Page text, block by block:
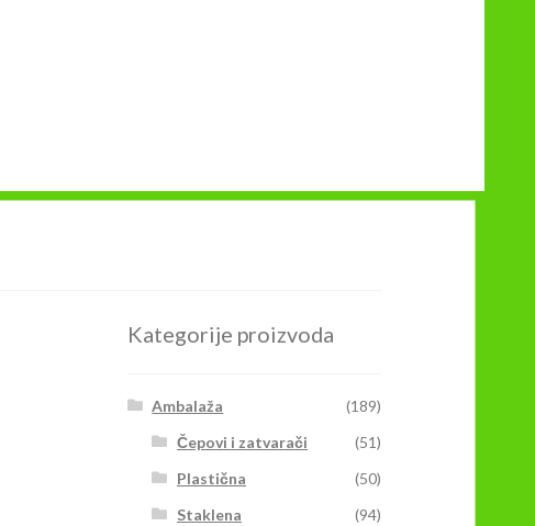
Kategorije proizvoda
Ambalaža
(189)
Čepovi i zatvarači
(51)
Plastična
(50)
Staklena
(94)